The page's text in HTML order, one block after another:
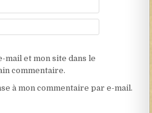
mail et mon site dans le
commentaire.
à mon commentaire par e-mail.